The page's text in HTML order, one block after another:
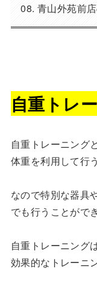
青山外苑前
自重トレ
自重トレーニング
体重を利用して行
なので特別な器具
でも行うことがで
自重トレーニング
効果的なトレーニ